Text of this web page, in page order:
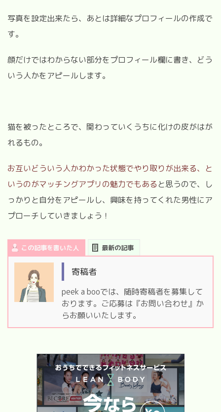
写真を設定出来たら、あとは詳細なプロフィールの作成で
す。
顔だけではわからない部分をプロフィール欄に書き、どう
いう人かをアピールします。
猫を被ったところで、関わっていくうちに化けの皮がはが
れるもの。
お互いどういう人かわかった状態でやり取りが出来る、と
いうのがマッチングアプリの魅力でもあると思うので、し
っかりと自分をアピールし、興味を持ってくれた男性にア
プローチしていきましょう！
この記事を書いた人 最新の記事
寄稿者
peek a booでは、随時寄稿者を募集して
おります。ご応募は『お問い合わせ』か
らお願いいたします。